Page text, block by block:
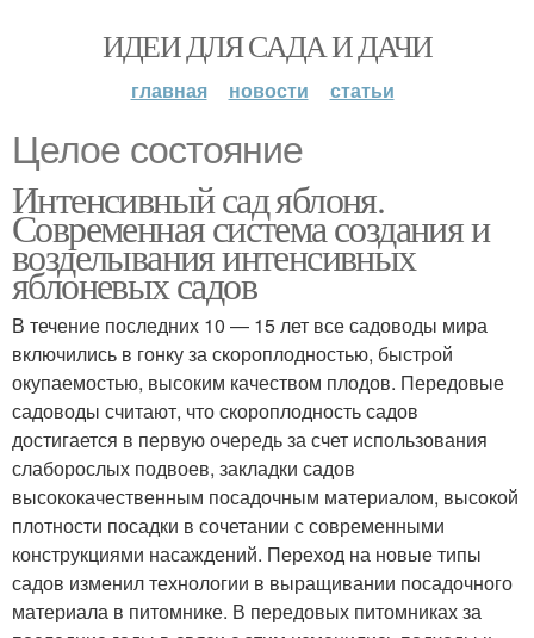
ИДЕИ ДЛЯ САДА И ДАЧИ
главная новости статьи
Целое состояние
Интенсивный сад яблоня.
Современная система создания и
возделывания интенсивных
яблоневых садов
В течение последних 10 — 15 лет все садоводы мира
включились в гонку за скороплодностью, быстрой
окупаемостью, высоким качеством плодов. Передовые
садоводы считают, что скороплодность садов
достигается в первую очередь за счет использования
слаборослых подвоев, закладки садов
высококачественным посадочным материалом, высокой
плотности посадки в сочетании с современными
конструкциями насаждений. Переход на новые типы
садов изменил технологии в выращивании посадочного
материала в питомнике. В передовых питомниках за